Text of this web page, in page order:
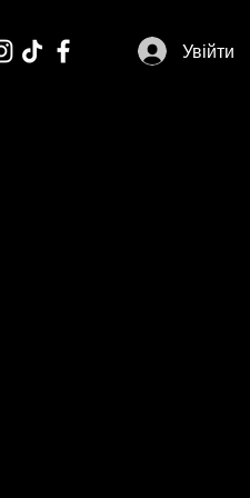
Увійти